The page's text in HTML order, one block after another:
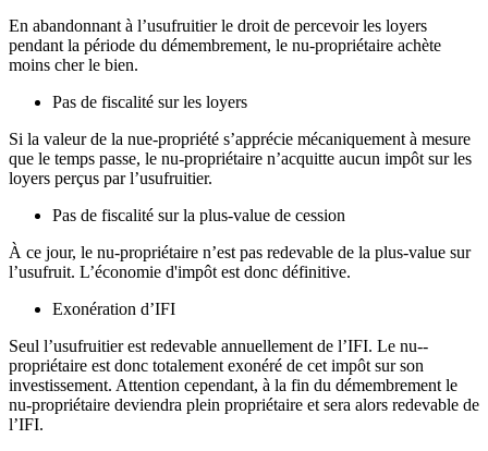
En abandonnant à l’usufruitier le droit de percevoir les loyers
pendant la période du démembrement, le nu-­propriétaire achète
moins cher le bien.
Pas de fiscalité sur les loyers
Si la valeur de la nue­‐propriété s’apprécie mécaniquement à mesure
que le temps passe, le nu-­propriétaire n’acquitte aucun impôt sur les
loyers perçus par l’usufruitier.
Pas de fiscalité sur la plus-­value de cession
À ce jour, le nu-­propriétaire n’est pas redevable de la plus-­value sur
l’usufruit. L’économie d'impôt est donc définitive.
Exonération d’IFI
Seul l’usufruitier est redevable annuellement de l’IFI. Le nu-­
propriétaire est donc totalement exonéré de cet impôt sur son
investissement. Attention cependant, à la fin du démembrement le
nu-­propriétaire deviendra plein propriétaire et sera alors redevable de
l’IFI.